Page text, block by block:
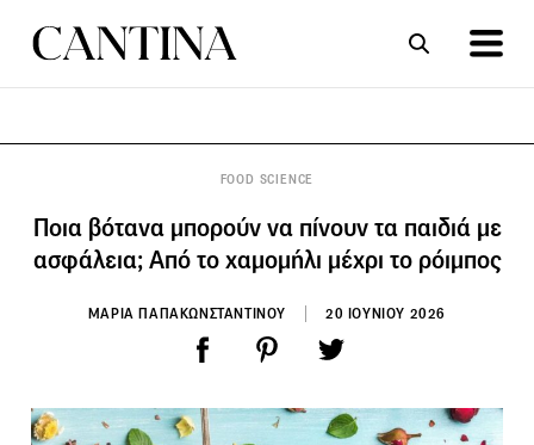
FOOD SCIENCE
Ποια βότανα μπορούν να πίνουν τα παιδιά με
ασφάλεια; Από το χαμομήλι μέχρι το ρόιμπος
ΜΑΡΙΑ ΠΑΠΑΚΩΝΣΤΑΝΤΙΝΟΥ 20 ΙΟΥΝΙΟΥ 2026